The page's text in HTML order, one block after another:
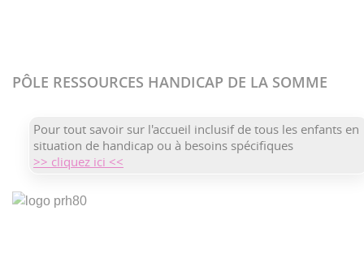
PÔLE RESSOURCES HANDICAP DE LA SOMME
Pour tout savoir sur l'accueil inclusif de tous les enfants en
situation de handicap ou à besoins spécifiques
>> cliquez ici <<